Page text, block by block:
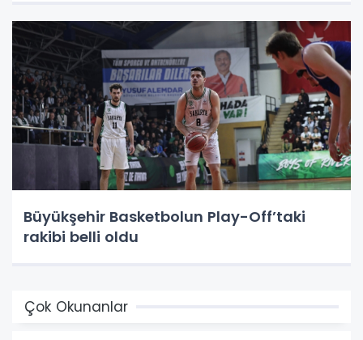
Büyükşehir Basketbolun Play-Off’taki
rakibi belli oldu
Çok Okunanlar